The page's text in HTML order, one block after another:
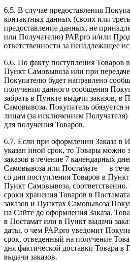
6.5. В случае предоставления
контактных данных (своих или
предоставление данных, не
или Получателю) РАР.pro и/или
ответственности за ненадлежащее
6.6. По факту поступления Товаров
Пункт Самовывоза или при передаче
Покупателю будет направлено
получения данного сообщения
забрать в Пункте выдачи заказов, в
Самовывоза. Покупатель обязуется
лицам (за исключением Получателя)
для получения Товаров.
6.7. Если при оформлении Заказа в
указан иной срок, то Товары можно
заказов в течение 7 календарных
Самовывоза или Постамате — в
со дня поступления Товаров в
Пункт Самовывоза,
сроки хранения Товаров в
заказов и Пунктах Самовывоза
на Сайте до оформления Заказа.
в Постамат или в Пункт выдачи
даты, о чем РАР.pro уведомит
срок, отведенный на получение
дня фактической доставки Товара
выдачи заказов.